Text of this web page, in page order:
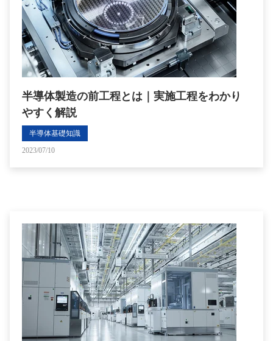
半導体製造の前工程とは｜実施工程をわかり
やすく解説
半導体基礎知識
2023/07/10